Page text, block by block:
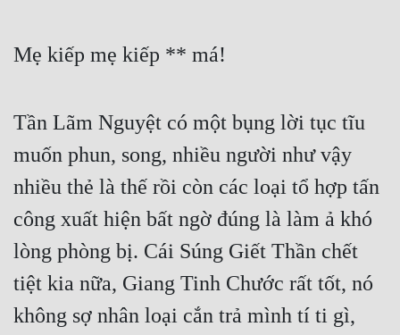
Mẹ kiếp mẹ kiếp ** má!
Tần Lãm Nguyệt có một bụng lời tục tĩu
muốn phun, song, nhiều người như vậy
nhiều thẻ là thế rồi còn các loại tổ hợp tấn
công xuất hiện bất ngờ đúng là làm ả khó
lòng phòng bị. Cái Súng Giết Thần chết
tiệt kia nữa, Giang Tinh Chước rất tốt, nó
không sợ nhân loại cắn trả mình tí ti gì,